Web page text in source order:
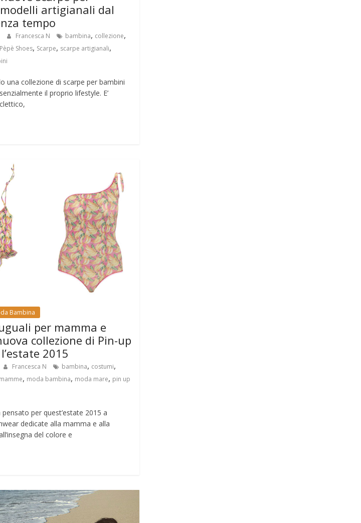
artigianali dal
tempo
Francesca N bambina, collezione,
Pèpè Shoes, Scarpe, scarpe artigianali,
una collezione di scarpe per bambini
il proprio lifestyle. E’
Bambina
per mamma e
collezione di Pin-up
2015
Francesca N bambina, costumi,
mamme, moda bambina, moda mare, pin up
pensato per quest’estate 2015 a
dedicate alla mamma e alla
del colore e